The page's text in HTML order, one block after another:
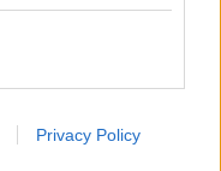
Privacy Policy